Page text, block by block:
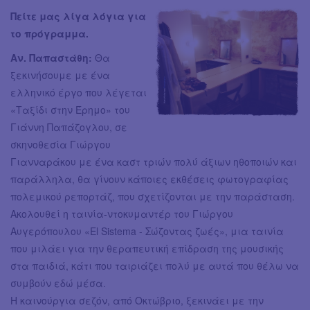
Πείτε μας λίγα λόγια για
το πρόγραμμα.
Αν. Παπαστάθη: Θα
ξεκινήσουμε με ένα
ελληνικό έργο που λέγεται
«Ταξίδι στην Έρημο» του
Γιάννη Παπάζογλου, σε
σκηνοθεσία Γιώργου
Γιανναράκου με ένα καστ τριών πολύ άξιων ηθοποιών και
παράλληλα, θα γίνουν κάποιες εκθέσεις φωτογραφίας
πολεμικού ρεπορτάζ, που σχετίζονται με την παράσταση.
Ακολουθεί η ταινία-ντοκυμαντέρ του Γιώργου
Αυγερόπουλου «El Sistema - Σώζοντας ζωές», μια ταινία
που μιλάει για την θεραπευτική επίδραση της μουσικής
στα παιδιά, κάτι που ταιριάζει πολύ με αυτά που θέλω να
συμβούν εδώ μέσα.
Η καινούργια σεζόν, από Οκτώβριο, ξεκινάει με την